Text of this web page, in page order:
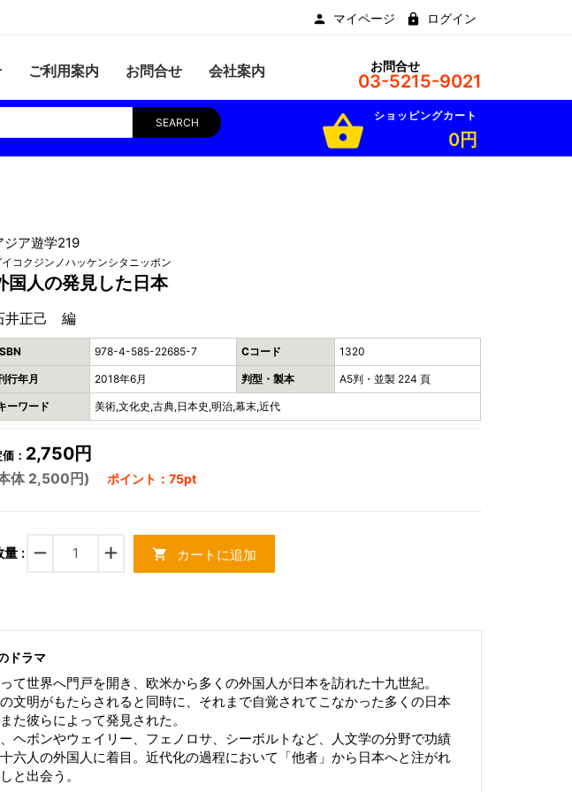
マイページ ログイン
ご利用案内 お問合せ 会社案内 お問合せ
03-5215-9021
SEARCH shopping_basket ショッピングカート
0円
ジア遊学219
イコクジンノハッケンシタニッポン
国人の発見した日本
井正己 編
978-4-585-22685-7 Cコード 1320
行年月 2018年6月 判型・製本 A5判・並製 224 頁
ーワード 美術,文化史,古典,日本史,明治,幕末,近代
： 2,750円
体 2,500円) ポイント：75pt
量 : remove add shopping_cart カートに追加
ドラマ
て世界へ門戸を開き、欧米から多くの外国人が日本を訪れた十九世紀。
文明がもたらされると同時に、それまで自覚されてこなかった多くの日本
た彼らによって発見された。
ヘボンやウェイリー、フェノロサ、シーボルトなど、人文学の分野で功績
六人の外国人に着目。近代化の過程において「他者」から日本へと注がれ
と出会う。